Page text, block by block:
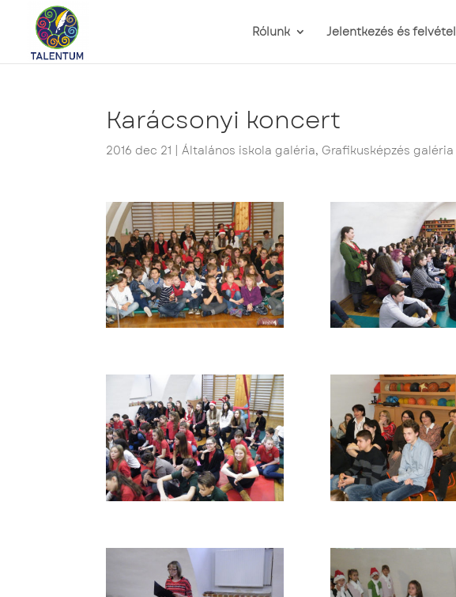
Rólunk Jelentkezés és felvétel
Karácsonyi koncert
2016 dec 21 |Általános iskola galéria, Grafikusképzés galéria